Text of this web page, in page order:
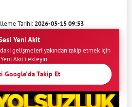
Tarihi:2026-05-15 09:53
Yeni Akit
gelişmeleri yakından takip etmek için
Akit'i ekleyin.
Google'da Takip Et